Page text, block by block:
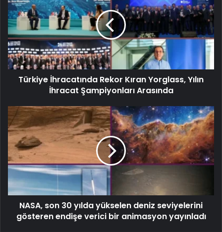
Türkiye İhracatında Rekor Kıran Yorglass, Yılın
İhracat Şampiyonları Arasında
NASA, son 30 yılda yükselen deniz seviyelerini
gösteren endişe verici bir animasyon yayınladı